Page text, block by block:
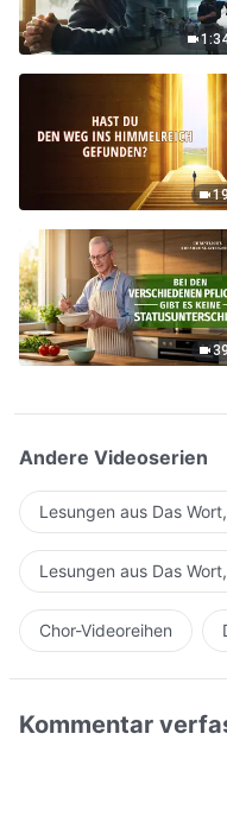
Andere Videoserien
Lesungen aus Das
Lesungen aus Das
Chor-Videoreihen
Kommentar